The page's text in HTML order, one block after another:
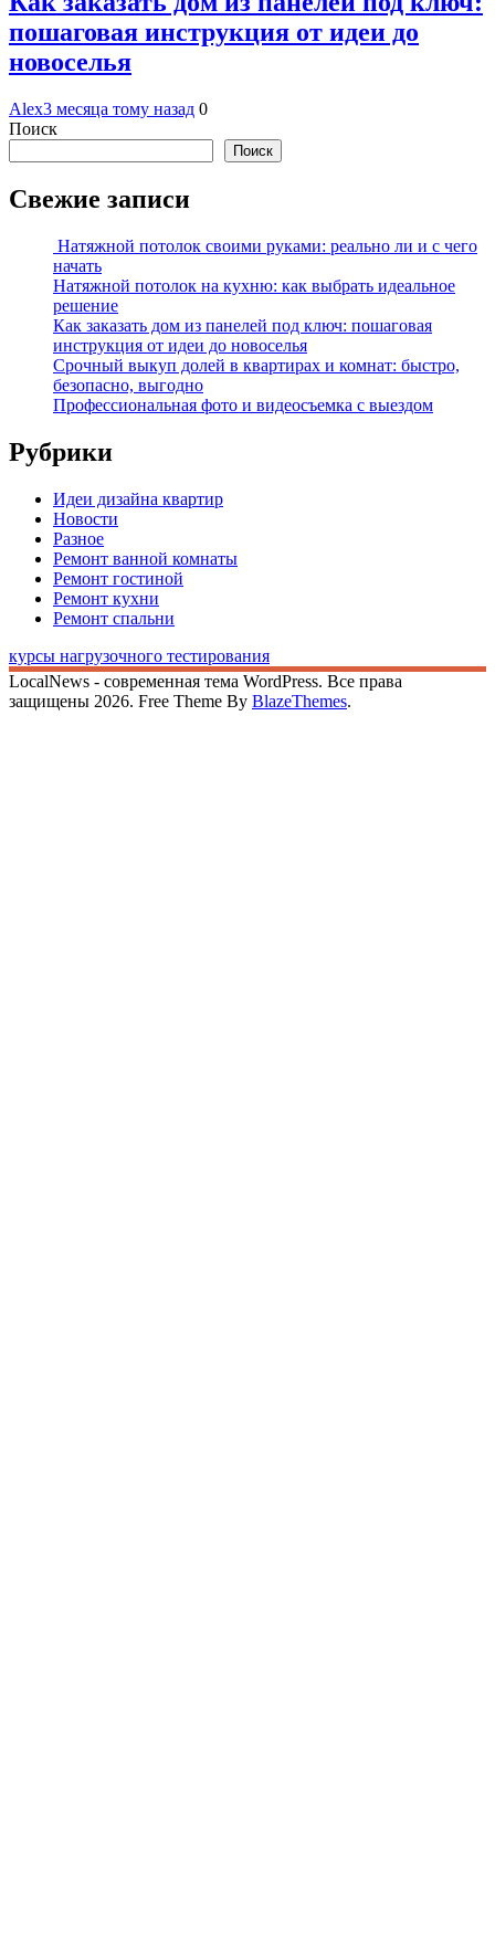
пошаговая инструкция от идеи до
новоселья
Alex3 месяца тому назад 0
Поиск
Поиск
Свежие записи
Натяжной потолок своими руками: реально ли и с чего
начать
Натяжной потолок на кухню: как выбрать идеальное
решение
Как заказать дом из панелей под ключ: пошаговая
инструкция от идеи до новоселья
Срочный выкуп долей в квартирах и комнат: быстро,
безопасно, выгодно
Профессиональная фото и видеосъемка с выездом
Рубрики
Идеи дизайна квартир
Новости
Разное
Ремонт ванной комнаты
Ремонт гостиной
Ремонт кухни
Ремонт спальни
курсы нагрузочного тестирования
LocalNews - современная тема WordPress. Все права
защищены 2026. Free Theme By BlazeThemes.